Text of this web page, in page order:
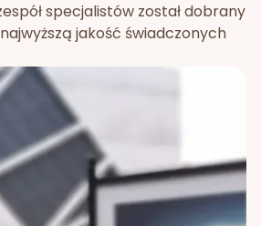
specjalistów został dobrany
jakość świadczonych